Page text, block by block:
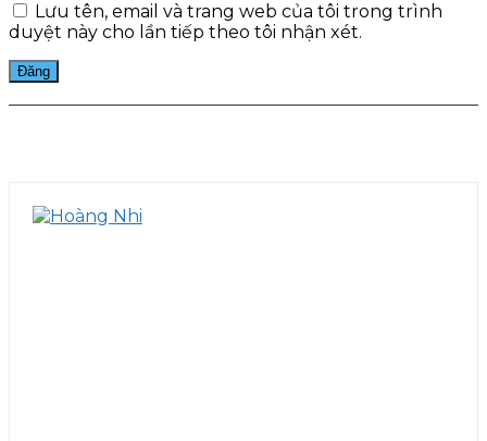
Lưu tên, email và trang web của tôi trong trình
duyệt này cho lần tiếp theo tôi nhận xét.